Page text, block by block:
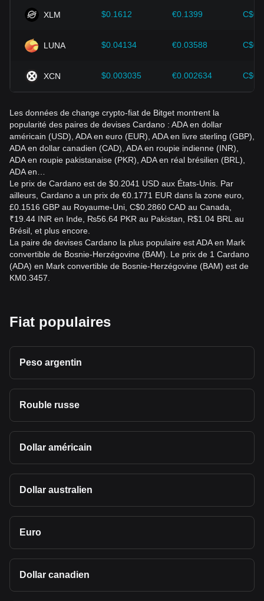
éviter de prendre de mauvaises décisions. Après avoir pris
également suivre de près les variations futures du prix de
Cardano et adapter leurs stratégies d'investissement en
XLM $0.1612 €0.1399
LUNA $0.04134 €0.03588
XCN $0.003035 €0.002634
Les données de change crypto-fiat de Bitget montrent la
popularité des paires de devises Cardano : ADA en dollar
américain (USD), ADA en euro (EUR), ADA en livre sterling (GBP),
ADA en dollar canadien (CAD), ADA en roupie indienne (INR),
ADA en roupie pakistanaise (PKR), ADA en réal brésilien (BRL),
ADA en…
Le prix de Cardano est de $0.2041 USD aux États-Unis. Par
ailleurs, Cardano a un prix de €0.1771 EUR dans la zone euro,
£0.1516 GBP au Royaume-Uni, C$0.2860 CAD au Canada,
₹19.44 INR en Inde, ₨56.64 PKR au Pakistan, R$1.04 BRL au
Brésil, et plus encore.
La paire de devises Cardano la plus populaire est ADA en Mark
convertible de Bosnie-Herzégovine (BAM). Le prix de 1 Cardano
(ADA) en Mark convertible de Bosnie-Herzégovine (BAM) est de
KM0.3457.
Fiat populaires
Peso argentin
Rouble russe
Dollar américain
Dollar australien
Euro
Dollar canadien